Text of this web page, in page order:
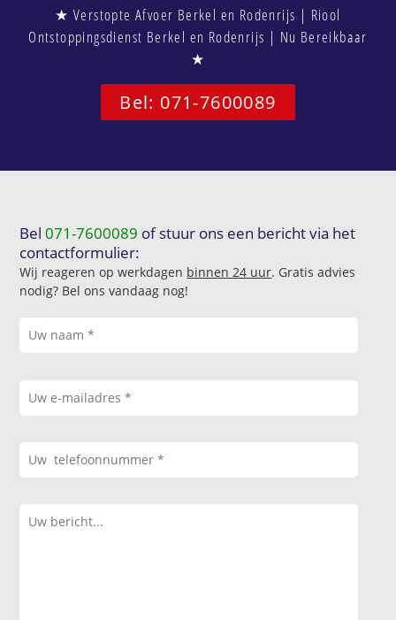
★ Verstopte Afvoer Berkel en Rodenrijs | Riool
Ontstoppingsdienst Berkel en Rodenrijs | Nu Bereikbaar
★
Bel: 071-7600089
Bel071-7600089 of stuur ons een bericht via het
contactformulier:
Wij reageren op werkdagen binnen 24 uur. Gratis advies
nodig? Bel ons vandaag nog!